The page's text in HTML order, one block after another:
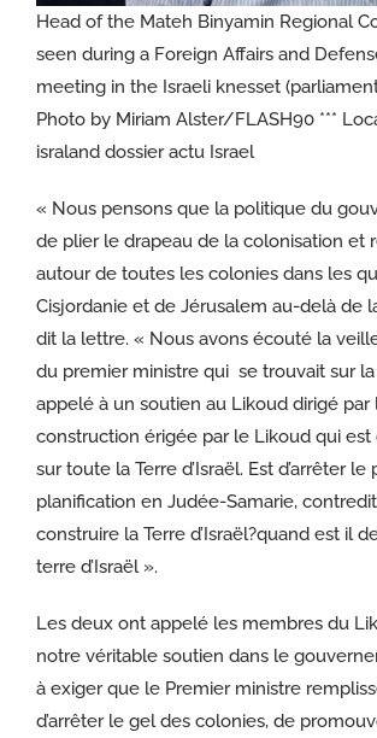
Head of the Mateh Binyamin Regional
seen during a Foreign Affairs and
meeting in the Israeli knesset
Photo by Miriam Alster/FLASH90 ***
israland dossier actu Israel
« Nous pensons que la politique du
de plier le drapeau de la colonisation et
autour de toutes les colonies dans les
Cisjordanie et de Jérusalem au-delà de
dit la lettre. « Nous avons écouté la
du premier ministre qui se trouvait sur
appelé à un soutien au Likoud dirigé par
construction érigée par le Likoud qui est
sur toute la Terre d’Israël. Est d’arrêter
planification en Judée-Samarie,
construire la Terre d’Israël?quand est il
terre d’Israël ».
Les deux ont appelé les membres du
notre véritable soutien dans le
à exiger que le Premier ministre
d’arrêter le gel des colonies, de